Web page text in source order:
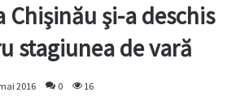
Chişinău şi-a deschis
stagiunea de vară
2016 0 16